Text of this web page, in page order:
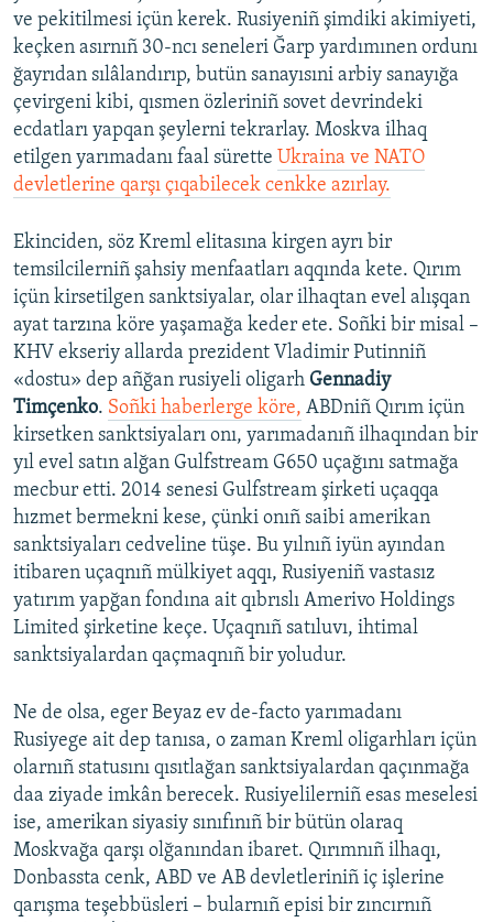
ve pekitilmesi içün kerek. Rusiyeniñ şimdiki akimiyeti,
keçken asırnıñ 30-ncı seneleri Ğarp yardımınen ordunı
ğayrıdan sılâlandırıp, butün sanayısıni arbiy sanayığa
çevirgeni kibi, qısmen özleriniñ sovet devrindeki
ecdatları yapqan şeylerni tekrarlay. Moskva ilhaq
etilgen yarımadanı faal sürette Ukraina ve NATO
devletlerine qarşı çıqabilecek cenkke azırlay.
Ekinciden, söz Kreml elitasına kirgen ayrı bir
temsilcilerniñ şahsiy menfaatları aqqında kete. Qırım
içün kirsetilgen sanktsiyalar, olar ilhaqtan evel alışqan
ayat tarzına köre yaşamağa keder ete. Soñki bir misal –
KHV ekseriy allarda prezident Vladimir Putinniñ
«dostu» dep añğan rusiyeli oligarh Gennadiy
Timçenko. Soñki haberlerge köre, ABDniñ Qırım içün
kirsetken sanktsiyaları onı, yarımadanıñ ilhaqından bir
yıl evel satın alğan Gulfstream G650 uçağını satmağa
mecbur etti. 2014 senesi Gulfstream şirketi uçaqqa
hızmet bermekni kese, çünki onıñ saibi amerikan
sanktsiyaları cedveline tüşe. Bu yılnıñ iyün ayından
itibaren uçaqnıñ mülkiyet aqqı, Rusiyeniñ vastasız
yatırım yapğan fondına ait qıbrıslı Amerivo Holdings
Limited şirketine keçe. Uçaqnıñ satıluvı, ihtimal
sanktsiyalardan qaçmaqnıñ bir yoludur.
Ne de olsa, eger Beyaz ev de-facto yarımadanı
Rusiyege ait dep tanısa, o zaman Kreml oligarhları içün
olarnıñ statusını qısıtlağan sanktsiyalardan qaçınmağa
daa ziyade imkân berecek. Rusiyelilerniñ esas meselesi
ise, amerikan siyasiy sınıfınıñ bir bütün olaraq
Moskvağa qarşı olğanından ibaret. Qırımnıñ ilhaqı,
Donbassta cenk, ABD ve AB devletleriniñ iç işlerine
qarışma teşebbüsleri – bularnıñ episi bir zıncırnıñ